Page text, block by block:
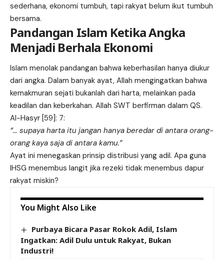
sederhana, ekonomi tumbuh, tapi rakyat belum ikut tumbuh
bersama.
Pandangan Islam Ketika Angka
Menjadi Berhala Ekonomi
Islam menolak pandangan bahwa keberhasilan hanya diukur
dari angka. Dalam banyak ayat, Allah mengingatkan bahwa
kemakmuran sejati bukanlah dari harta, melainkan pada
keadilan dan keberkahan. Allah SWT berfirman dalam QS.
Al-Hasyr [59]: 7:
“… supaya harta itu jangan hanya beredar di antara orang-
orang kaya saja di antara kamu.”
Ayat ini menegaskan prinsip distribusi yang adil. Apa guna
IHSG menembus langit jika rezeki tidak menembus dapur
rakyat miskin?
You Might Also Like
Purbaya Bicara Pasar Rokok Adil, Islam
Ingatkan: Adil Dulu untuk Rakyat, Bukan
Industri!